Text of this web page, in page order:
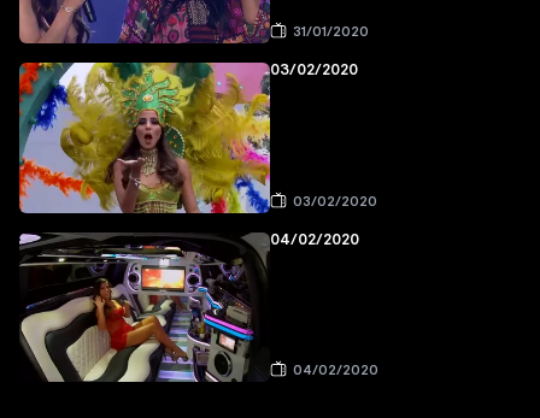
31/01/2020
03/02/2020
03/02/2020
04/02/2020
04/02/2020